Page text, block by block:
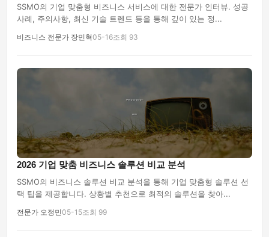
SSMO의 기업 맞춤형 비즈니스 서비스에 대한 전문가 인터뷰. 성공
사례, 주의사항, 최신 기술 트렌드 등을 통해 깊이 있는 정...
비즈니스 전문가 장민혁05-16조회 93
2026 기업 맞춤 비즈니스 솔루션 비교 분석
SSMO의 비즈니스 솔루션 비교 분석을 통해 기업 맞춤형 솔루션 선
택 팁을 제공합니다. 상황별 추천으로 최적의 솔루션을 찾아...
전문가 오정민05-15조회 99